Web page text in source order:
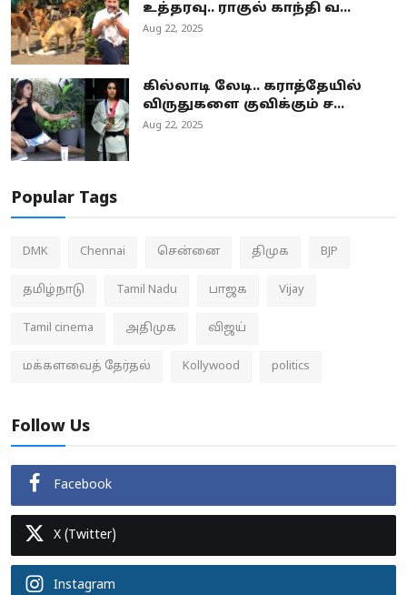
உத்தரவு.. ராகுல் காந்தி வ...
Aug 22, 2025
கில்லாடி லேடி.. கராத்தேயில்
விருதுகளை குவிக்கும் ச...
Aug 22, 2025
Popular Tags
DMK Chennai சென்னை திமுக BJP
தமிழ்நாடு Tamil Nadu பாஜக Vijay
Tamil cinema அதிமுக விஜய்
மக்களவைத் தேர்தல் Kollywood politics
Follow Us
Facebook
X (Twitter)
Instagram